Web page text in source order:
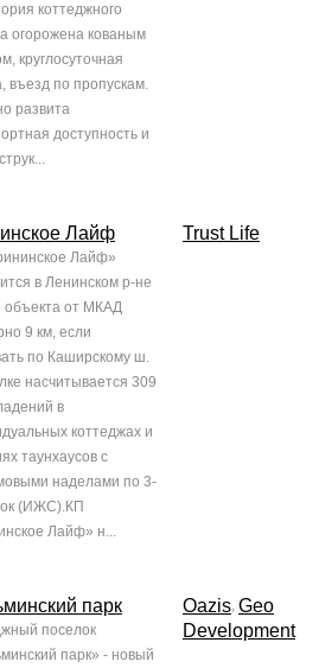
коттеджного
огорожена кованым
круглосуточная
въезд по пропускам.
развита
доступность и
Лайф
Лайф»
в Ленинском р-не
от МКАД
9 км, если
по Каширскому ш.
насчитывается 309
в
коттеджах и
таунхаусов с
наделами по 3-
(ИЖС).КП
Лайф» н...
Trust Life
парк
поселок
парк» - новый
Oazis, Geo
Development